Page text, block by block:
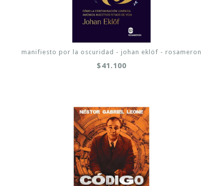
manifiesto por la oscuridad - johan eklöf - rosameron
$41.100